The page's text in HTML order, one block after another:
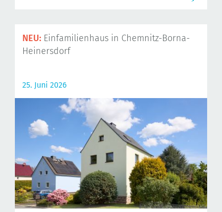
NEU: Einfamilienhaus in Chemnitz-Borna-
Heinersdorf
25. Juni 2026